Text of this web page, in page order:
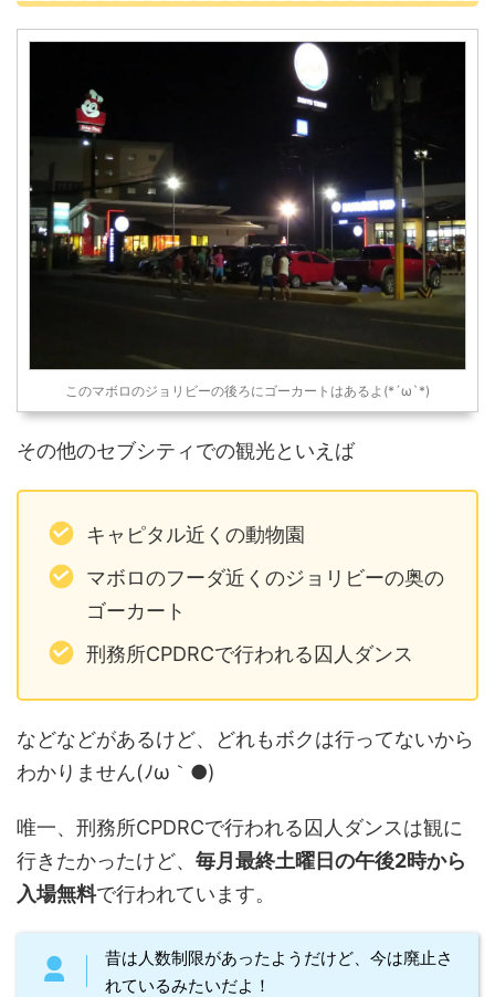
このマボロのジョリビーの後ろにゴーカートはあるよ(*´ω`*)
その他のセブシティでの観光といえば
キャピタル近くの動物園
マボロのフーダ近くのジョリビーの奥の
ゴーカート
刑務所CPDRCで行われる囚人ダンス
などなどがあるけど、どれもボクは行ってないから
わかりません(ﾉω｀●)
唯一、刑務所CPDRCで行われる囚人ダンスは観に
行きたかったけど、 毎月最終土曜日の午後2時から
入場無料で行われています。
昔は人数制限があったようだけど、今は廃止さ
れているみたいだよ！